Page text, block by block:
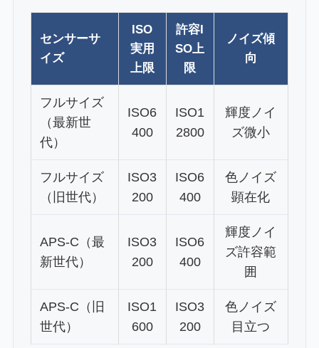
センサーサ
イズ
ISO
実用
上限
許容I
SO上
限
ノイズ傾
向
フルサイズ
（最新世
代）
ISO6
400
ISO1
2800
輝度ノイ
ズ微小
フルサイズ
（旧世代）
ISO3
200
ISO6
400
色ノイズ
顕在化
APS-C（最
新世代）
ISO3
200
ISO6
400
輝度ノイ
ズ許容範
囲
APS-C（旧
世代）
ISO1
600
ISO3
200
色ノイズ
目立つ